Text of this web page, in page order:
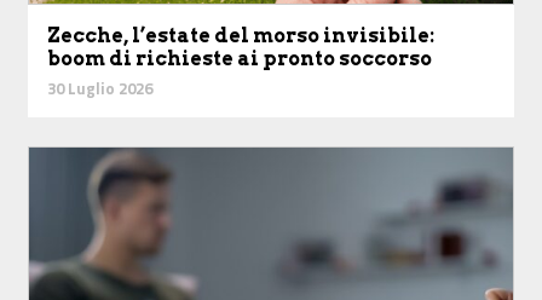
Zecche, l’estate del morso invisibile:
boom di richieste ai pronto soccorso
30 Luglio 2026